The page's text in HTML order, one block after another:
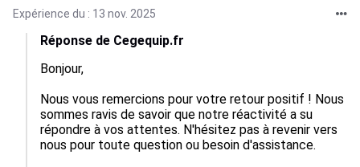
Expérience du : 13 nov. 2025
Réponse de Cegequip.fr
Bonjour,
Nous vous remercions pour votre retour positif ! Nous
sommes ravis de savoir que notre réactivité a su
répondre à vos attentes. N'hésitez pas à revenir vers
nous pour toute question ou besoin d'assistance.